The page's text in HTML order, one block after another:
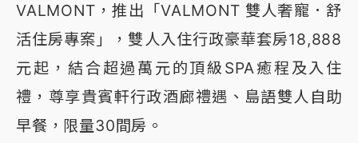
VALMONT，推出「VALMONT 雙人奢寵．舒
活住房專案」，雙人入住行政豪華套房18,888
元起，結合超過萬元的頂級SPA癒程及入住
禮，尊享貴賓軒行政酒廊禮遇、島語雙人自助
早餐，限量30間房。